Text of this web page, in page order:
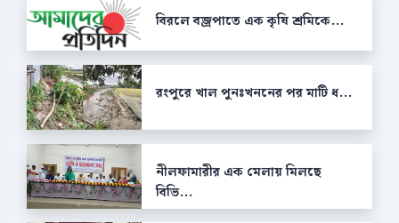
বিরলে বজ্রপাতে এক কৃষি শ্রমিকে...
রংপুরে খাল পুনঃখননের পর মাটি ধ...
নীলফামারীর এক মেলায় মিলছে
বিভি...